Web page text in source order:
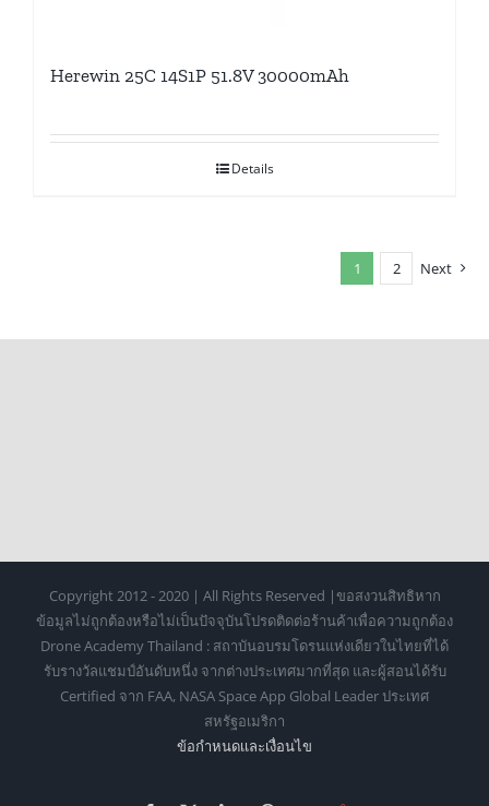
Herewin 25C 14S1P 51.8V 30000mAh
Details
1 2 Next
Copyright 2012 - 2020 | All Rights Reserved |ขอสงวนสิทธิหาก
ข้อมูลไม่ถูกต้องหรือไม่เป็นปัจจุบันโปรดติดต่อร้านค้าเพื่อความถูกต้อง
Drone Academy Thailand : สถาบันอบรมโดรนแห่งเดียวในไทยที่ได้
รับรางวัลแชมป์อันดับหนึ่ง จากต่างประเทศมากที่สุด และผู้สอนได้รับ
Certified จาก FAA, NASA Space App Global Leader ประเทศ
สหรัฐอเมริกา
ข้อกำหนดเเละเงื่อนไข